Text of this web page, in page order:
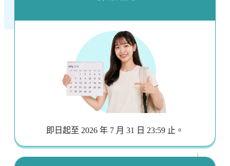
即日起至 2026 年 7 月 31 日 23:59 止。